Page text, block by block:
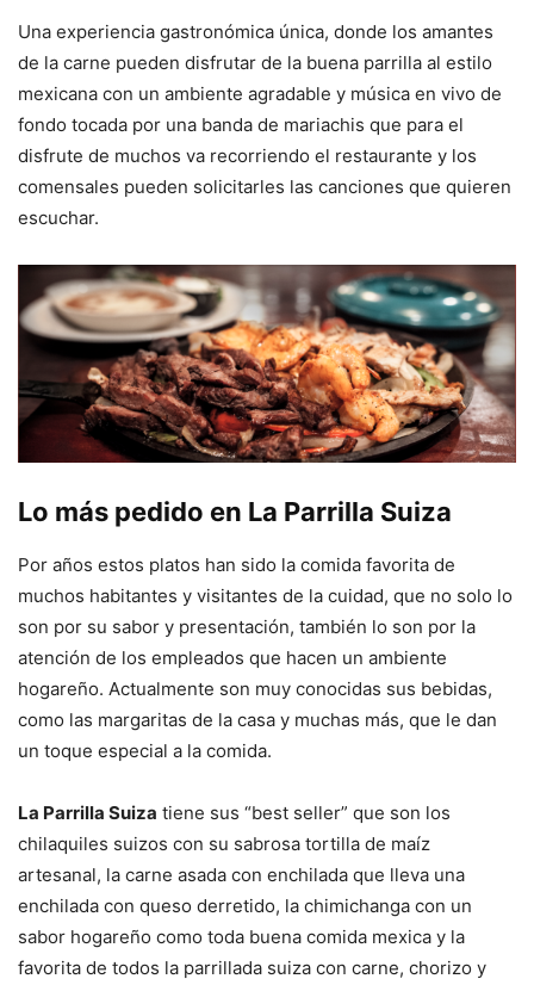
Una experiencia gastronómica única, donde los amantes
de la carne pueden disfrutar de la buena parrilla al estilo
mexicana con un ambiente agradable y música en vivo de
fondo tocada por una banda de mariachis que para el
disfrute de muchos va recorriendo el restaurante y los
comensales pueden solicitarles las canciones que quieren
escuchar.
Lo más pedido en La Parrilla Suiza
Por años estos platos han sido la comida favorita de
muchos habitantes y visitantes de la cuidad, que no solo lo
son por su sabor y presentación, también lo son por la
atención de los empleados que hacen un ambiente
hogareño. Actualmente son muy conocidas sus bebidas,
como las margaritas de la casa y muchas más, que le dan
un toque especial a la comida.
La Parrilla Suiza tiene sus “best seller” que son los
chilaquiles suizos con su sabrosa tortilla de maíz
artesanal, la carne asada con enchilada que lleva una
enchilada con queso derretido, la chimichanga con un
sabor hogareño como toda buena comida mexica y la
favorita de todos la parrillada suiza con carne, chorizo y